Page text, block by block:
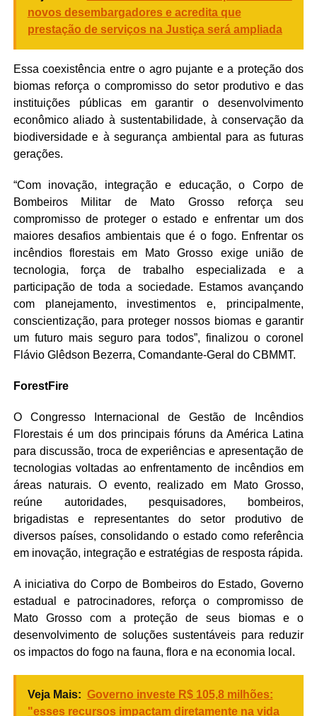
novos desembargadores e acredita que
prestação de serviços na Justiça será ampliada
Essa coexistência entre o agro pujante e a proteção dos
biomas reforça o compromisso do setor produtivo e das
instituições públicas em garantir o desenvolvimento
econômico aliado à sustentabilidade, à conservação da
biodiversidade e à segurança ambiental para as futuras
gerações.
“Com inovação, integração e educação, o Corpo de
Bombeiros Militar de Mato Grosso reforça seu
compromisso de proteger o estado e enfrentar um dos
maiores desafios ambientais que é o fogo. Enfrentar os
incêndios florestais em Mato Grosso exige união de
tecnologia, força de trabalho especializada e a
participação de toda a sociedade. Estamos avançando
com planejamento, investimentos e, principalmente,
conscientização, para proteger nossos biomas e garantir
um futuro mais seguro para todos”, finalizou o coronel
Flávio Glêdson Bezerra, Comandante-Geral do CBMMT.
ForestFire
O Congresso Internacional de Gestão de Incêndios
Florestais é um dos principais fóruns da América Latina
para discussão, troca de experiências e apresentação de
tecnologias voltadas ao enfrentamento de incêndios em
áreas naturais. O evento, realizado em Mato Grosso,
reúne autoridades, pesquisadores, bombeiros,
brigadistas e representantes do setor produtivo de
diversos países, consolidando o estado como referência
em inovação, integração e estratégias de resposta rápida.
A iniciativa do Corpo de Bombeiros do Estado, Governo
estadual e patrocinadores, reforça o compromisso de
Mato Grosso com a proteção de seus biomas e o
desenvolvimento de soluções sustentáveis para reduzir
os impactos do fogo na fauna, flora e na economia local.
Veja Mais: Governo investe R$ 105,8 milhões:
"esses recursos impactam diretamente na vida